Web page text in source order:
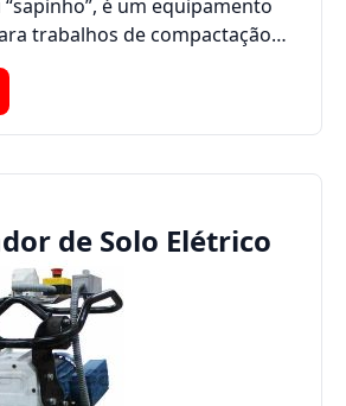
“sapinho”, é um equipamento
trabalhos de compactação…
de Solo Elétrico